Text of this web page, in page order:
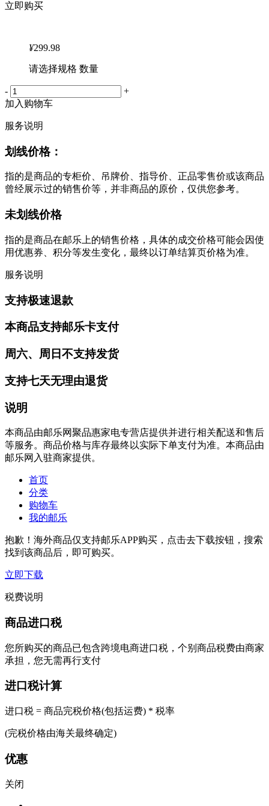
立即购买
¥299.98
请选择规格 数量
-
+
加入购物车
服务说明
划线价格：
指的是商品的专柜价、吊牌价、指导价、正品零售价或该商品
曾经展示过的销售价等，并非商品的原价，仅供您参考。
未划线价格
指的是商品在邮乐上的销售价格，具体的成交价格可能会因使
用优惠券、积分等发生变化，最终以订单结算页价格为准。
服务说明
支持极速退款
本商品支持邮乐卡支付
周六、周日不支持发货
支持七天无理由退货
说明
本商品由邮乐网聚品惠家电专营店提供并进行相关配送和售后
等服务。商品价格与库存最终以实际下单支付为准。本商品由
邮乐网入驻商家提供。
首页
分类
购物车
我的邮乐
抱歉！海外商品仅支持邮乐APP购买，点击去下载按钮，搜索
找到该商品后，即可购买。
立即下载
税费说明
商品进口税
您所购买的商品已包含跨境电商进口税，个别商品税费由商家
承担，您无需再行支付
进口税计算
进口税 = 商品完税价格(包括运费) * 税率
(完税价格由海关最终确定)
优惠
关闭